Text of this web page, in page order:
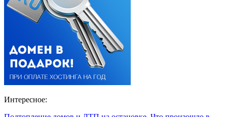
Интересное: